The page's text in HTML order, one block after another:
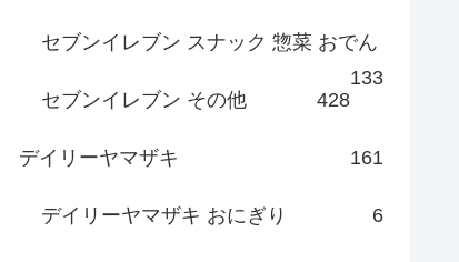
セブンイレブン スナック 惣菜 おでん
133
セブンイレブン その他
428
デイリーヤマザキ 161
デイリーヤマザキ おにぎり 6